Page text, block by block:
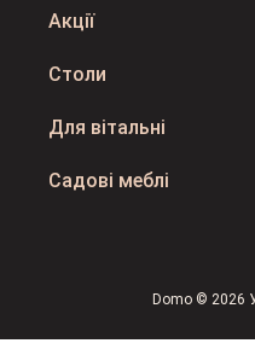
Акції
Столи
Для вітальні
Садові меблі
Domo © 2026